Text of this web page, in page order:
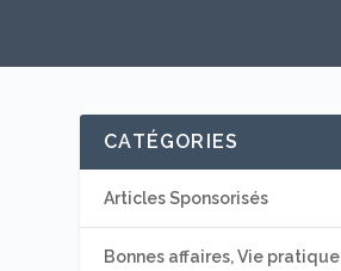
CATÉGORIES
Articles Sponsorisés
Bonnes affaires, Vie pratique